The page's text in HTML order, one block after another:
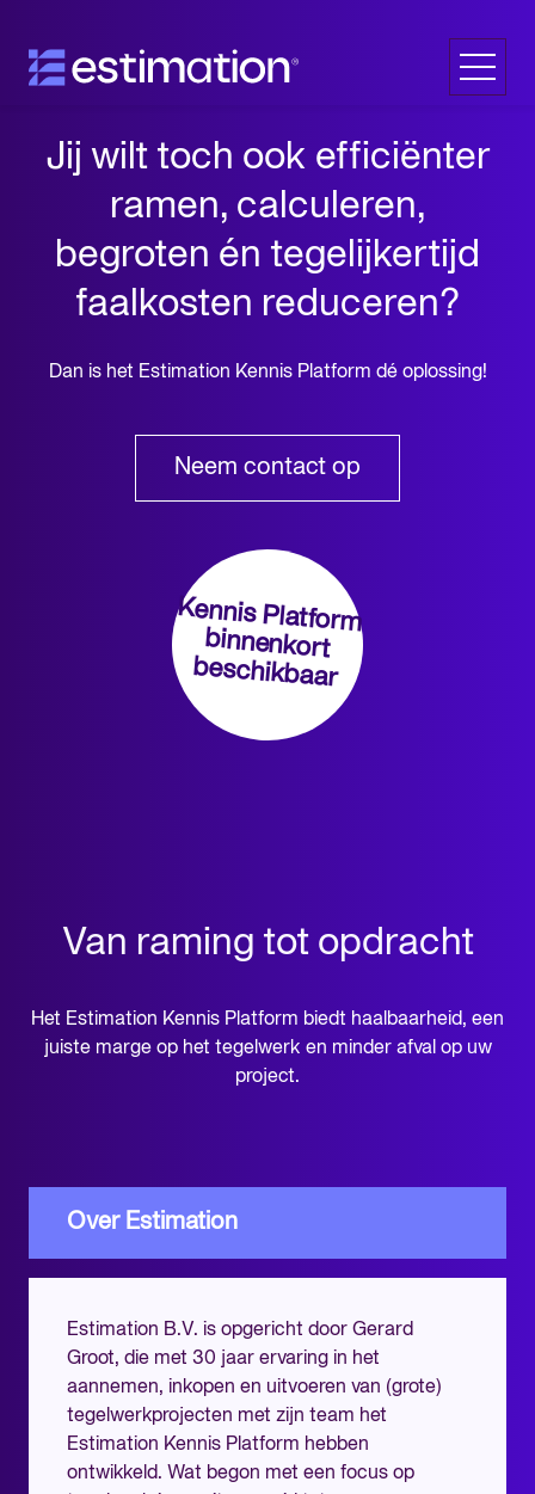
Veelgestelde vragen
Jij wilt toch ook efficiënter
ramen, calculeren,
begroten én tegelijkertijd
faalkosten reduceren?
Dan is het Estimation Kennis Platform dé oplossing!
Neem contact op
Kennis Platform
binnenkort
beschikbaar
Van raming tot opdracht
Het Estimation Kennis Platform biedt haalbaarheid, een
juiste marge op het tegelwerk en minder afval op uw
project.
Over Estimation
Estimation B.V. is opgericht door Gerard
Groot, die met 30 jaar ervaring in het
aannemen, inkopen en uitvoeren van (grote)
tegelwerkprojecten met zijn team het
Estimation Kennis Platform hebben
ontwikkeld. Wat begon met een focus op